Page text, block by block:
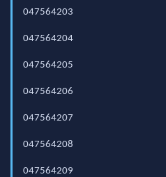
047564203
047564204
047564205
047564206
047564207
047564208
047564209